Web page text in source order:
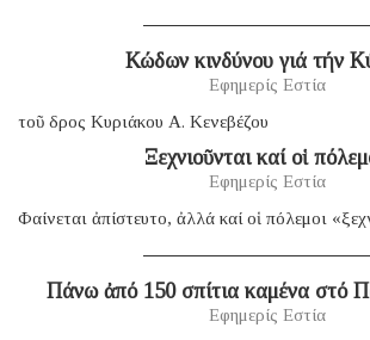
Κώδων κινδύνου γιά τήν
Εφημερίς Εστία
τοῦ δρος Κυριάκου Α. Κενεβέζου
Ξεχνιοῦνται καί οἱ
Εφημερίς Εστία
Φαίνεται ἀπίστευτο, ἀλλά καί οἱ πόλεμοι
Πάνω ἀπό 150 σπίτια καμένα στό
Εφημερίς Εστία